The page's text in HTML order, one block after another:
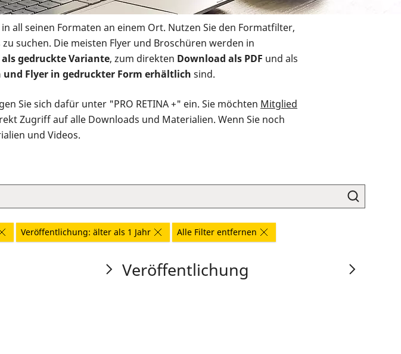
all seinen Formaten an einem Ort. Nutzen Sie den Formatfilter,
suchen. Die meisten Flyer und Broschüren werden in
gedruckte Variante, zum direkten Download als PDF und als
Flyer in gedruckter Form erhältlich sind.
Sie sich dafür unter "PRO RETINA +" ein. Sie möchten Mitglied
Zugriff auf alle Downloads und Materialien. Wenn Sie noch
und Videos.
Veröffentlichung: älter als 1 Jahr Alle Filter entfernen
Veröffentlichung